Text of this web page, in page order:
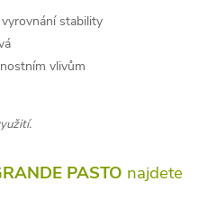
stability
vlivům
PASTO najdete